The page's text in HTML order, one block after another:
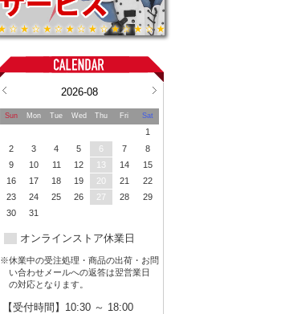
2026-08
Sun Mon Tue Wed Thu Fri Sat
1
2
3 4 5 6 7
8
9
10 11 12 13 14
15
16
17 18 19 20 21
22
23
24 25 26 27 28
29
30
31
オンラインストア休業日
※休業中の受注処理・商品の出荷・お問
い合わせメールへの返答は翌営業日
の対応となります。
【受付時間】10:30 ～ 18:00